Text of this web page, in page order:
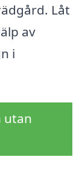
Låt
av
i
utan